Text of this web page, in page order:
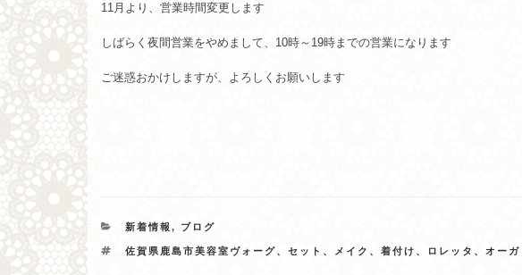
11月より、営業時間変更します
しばらく夜間営業をやめまして、10時～19時までの営業になります
ご迷惑おかけしますが、よろしくお願いします
カ
ゴ
新着情報, ブログ
タ
佐賀県鹿島市美容室ヴォーグ、セット、メイク、着付け、ロレッタ、オー